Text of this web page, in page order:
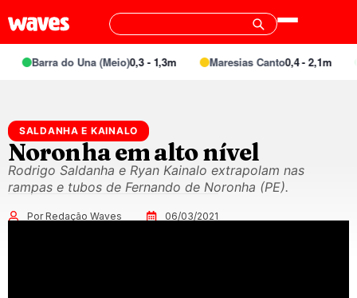
Barra do Una (Meio)0,3 - 1,3m Maresias Canto0,4 - 2,1m
SALDANHA E KAINALO
Noronha em alto nível
Rodrigo Saldanha e Ryan Kainalo extrapolam nas
rampas e tubos de Fernando de Noronha (PE).
Por Redação Waves 06/03/2021